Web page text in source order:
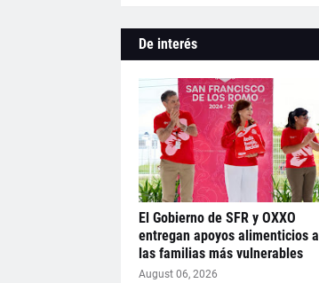
De interés
El Gobierno de SFR y OXXO
entregan apoyos alimenticios a
las familias más vulnerables
August 06, 2026